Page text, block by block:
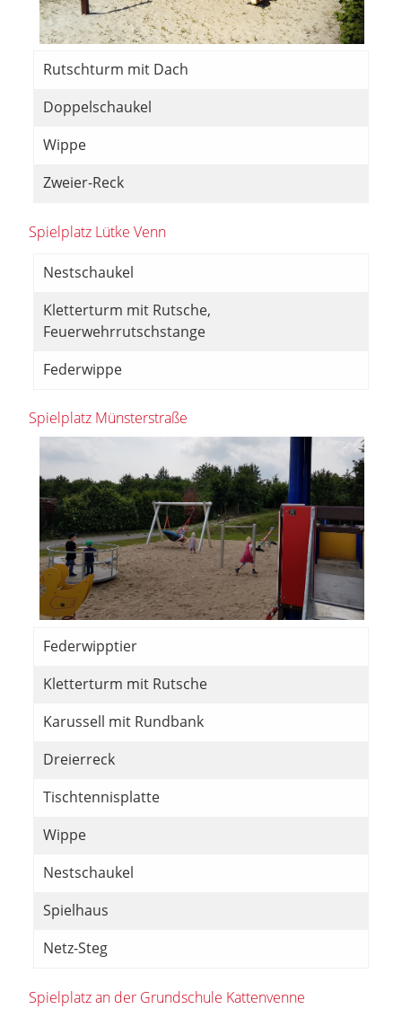
Rutschturm mit Dach
Doppelschaukel
Wippe
Zweier-Reck
Spielplatz Lütke Venn
Nestschaukel
Kletterturm mit Rutsche,
Feuerwehrrutschstange
Federwippe
Spielplatz Münsterstraße
Federwipptier
Kletterturm mit Rutsche
Karussell mit Rundbank
Dreierreck
Tischtennisplatte
Wippe
Nestschaukel
Spielhaus
Netz-Steg
Spielplatz an der Grundschule Kattenvenne